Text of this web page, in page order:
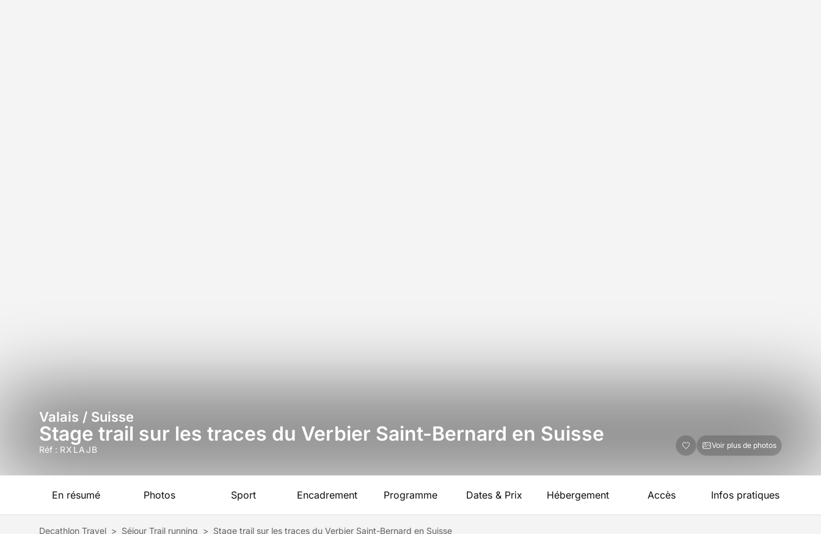
Valais / Suisse
Stage trail sur les traces du Verbier Saint-Bernard en Suisse
Réf : RXLAJB Voir plus de photos
En résumé Photos Sport Encadrement Programme Dates & Prix Hébergement Accès Infos pratiques
Decathlon Travel > Séjour Trail running > Stage trail sur les traces du Verbier Saint-Bernard en Suisse